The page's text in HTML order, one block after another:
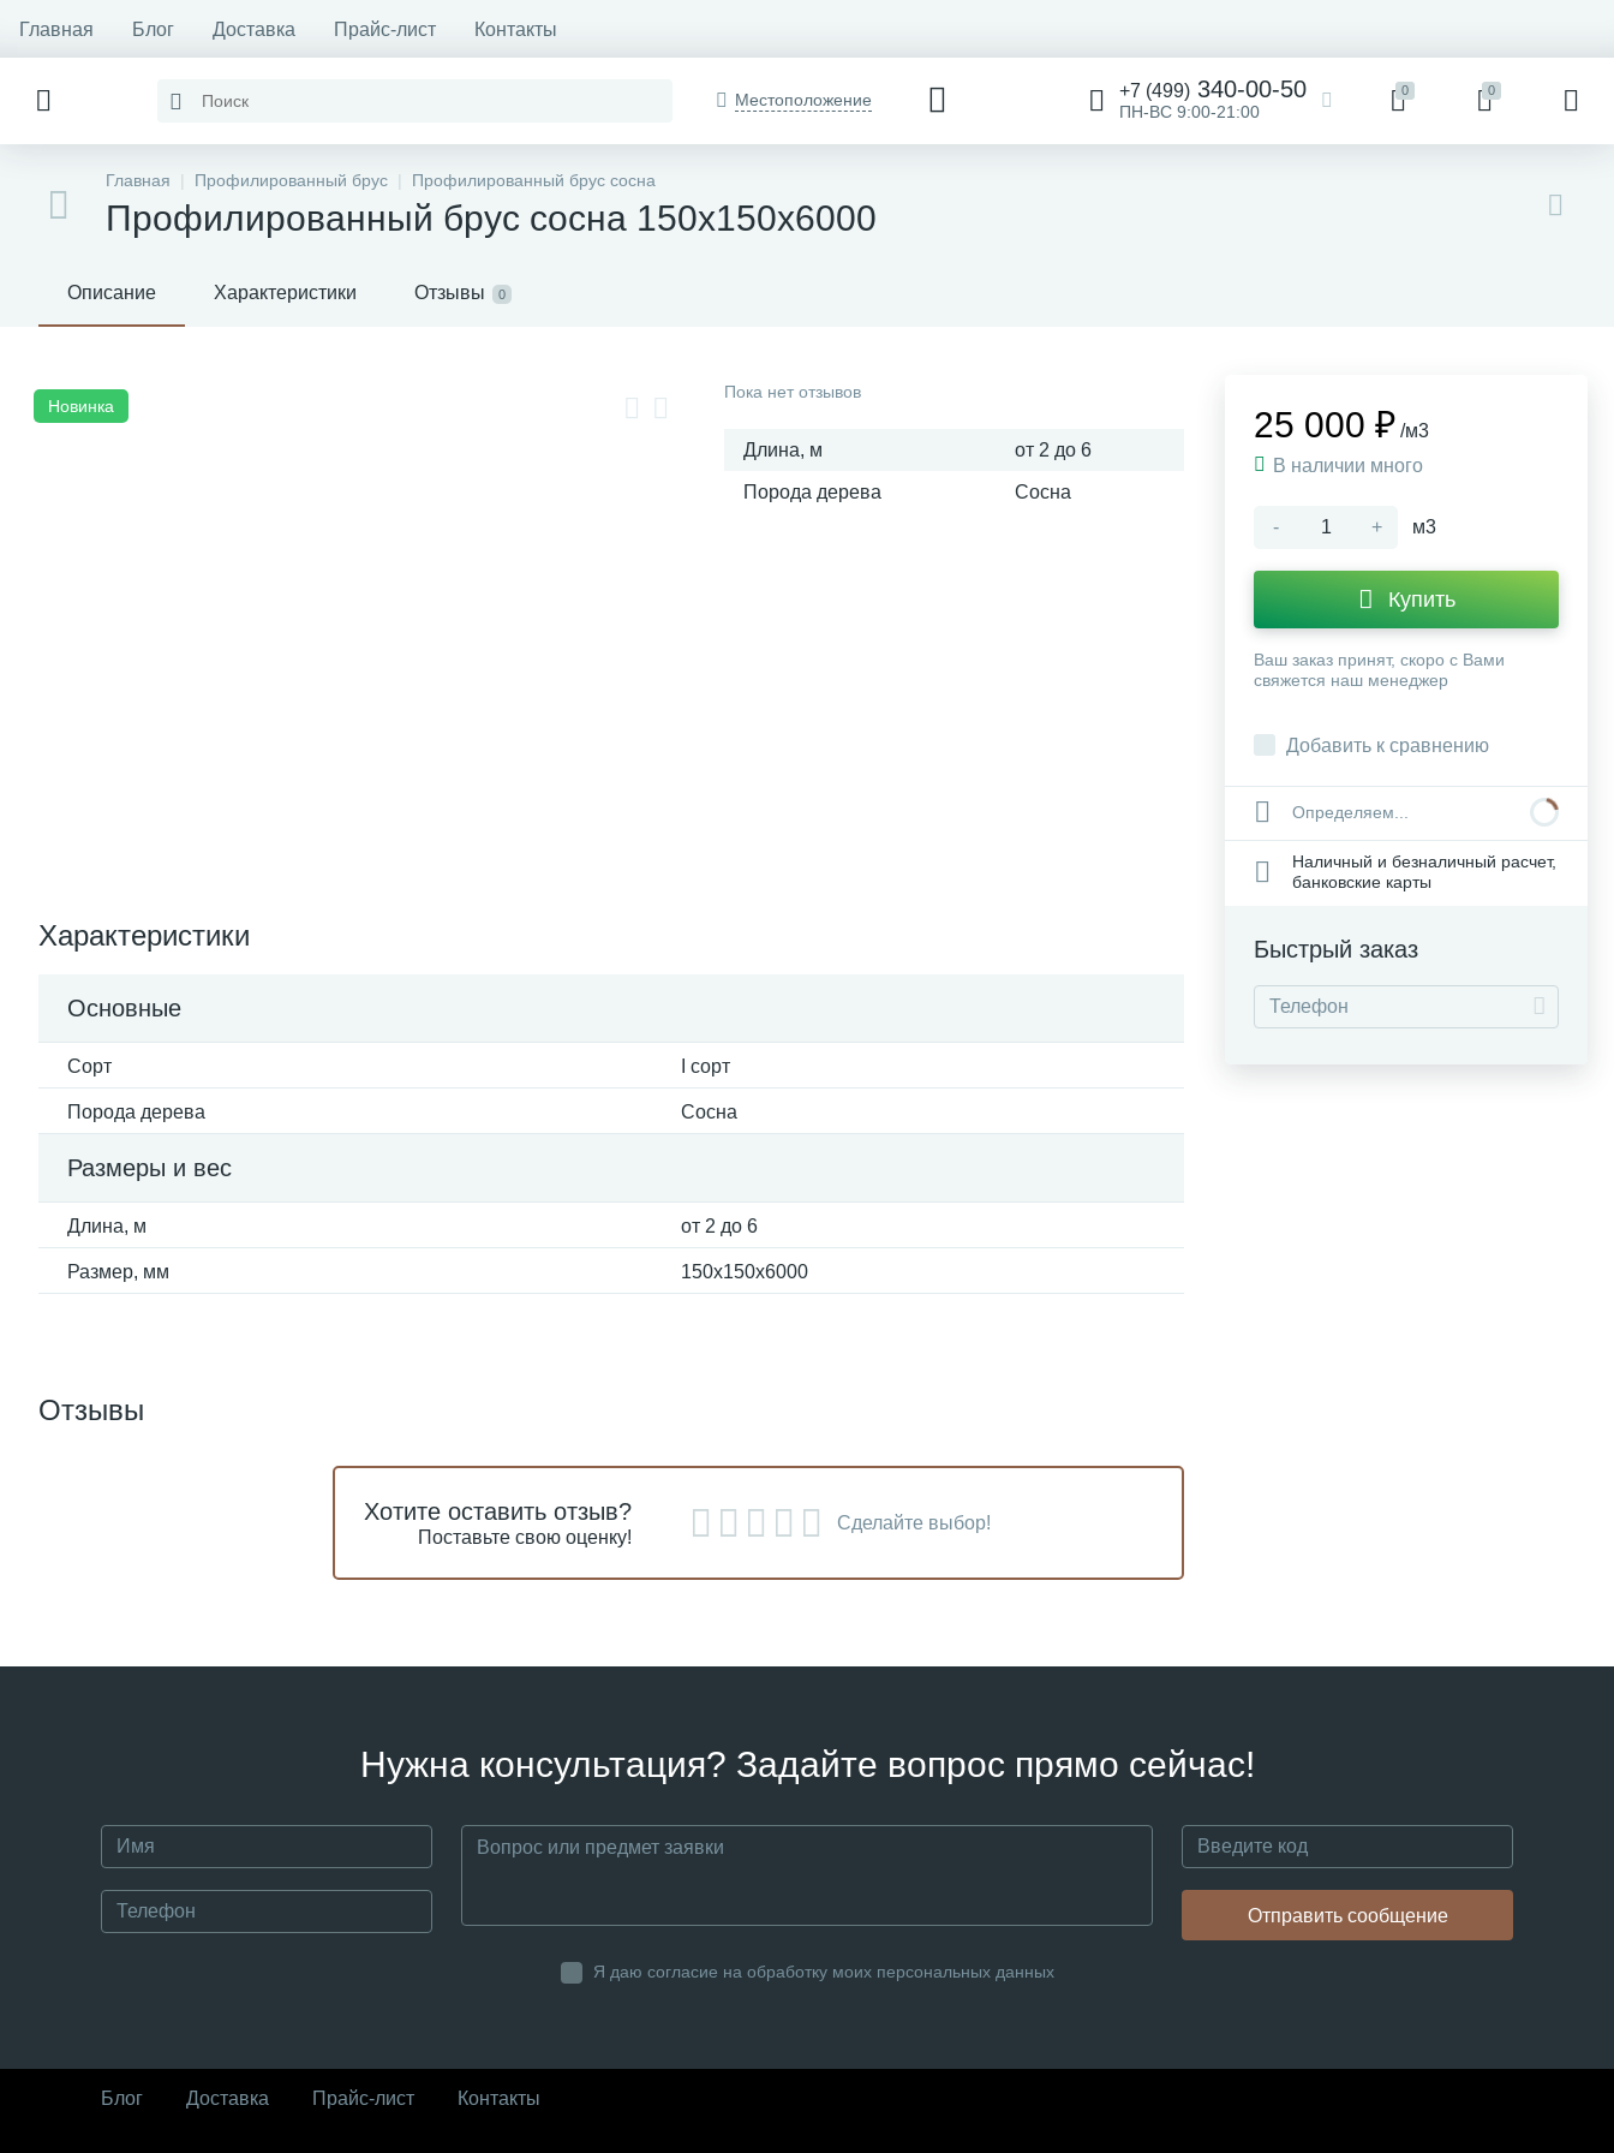
Главная Блог Доставка Прайс-лист Контакты
Местоположение +7 (499) 340-00-50
ПН-ВС 9:00-21:00
0 0
Главная Профилированный брус Профилированный брус сосна
Профилированный брус сосна 150x150х6000
Описание Характеристики Отзывы 0
Новинка
Пока нет отзывов
Длина, м от 2 до 6
Порода дерева Сосна
Характеристики
Основные
Сорт I сорт
Порода дерева Сосна
Размеры и вес
Длина, м от 2 до 6
Размер, мм 150x150х6000
25 000 ₽ /м3
В наличии много
- + м3
Купить
Ваш заказ принят, скоро с Вами
свяжется наш менеджер
Добавить к сравнению
Определяем...
Наличный и безналичный расчет,
банковские карты
Быстрый заказ
Отзывы
Хотите оставить отзыв?
Поставьте свою оценку!
Сделайте выбор!
Нужна консультация? Задайте вопрос прямо сейчас!
Отправить сообщение
Я даю согласие на обработку моих персональных данных
Блог Доставка Прайс-лист Контакты